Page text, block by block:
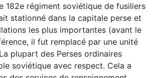
182e régiment soviétique de fusiliers
stationné dans la capitale perse et
les plus importantes (avant le
il fut remplacé par une unité
plupart des Perses ordinaires
soviétique avec respect. Cela a